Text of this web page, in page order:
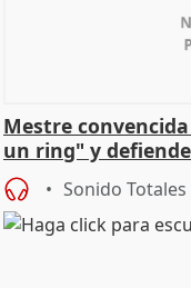
Mestre
un ring" y
Vox
Sonido Totales